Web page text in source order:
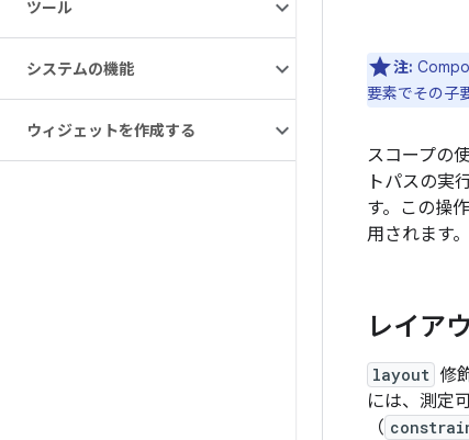
ツール
システムの機能
ウィジェットを作成する
注:
要素でその子
スコープの
トパスの実
す。この操
用されます。
レイア
layout 修
には、測定
（